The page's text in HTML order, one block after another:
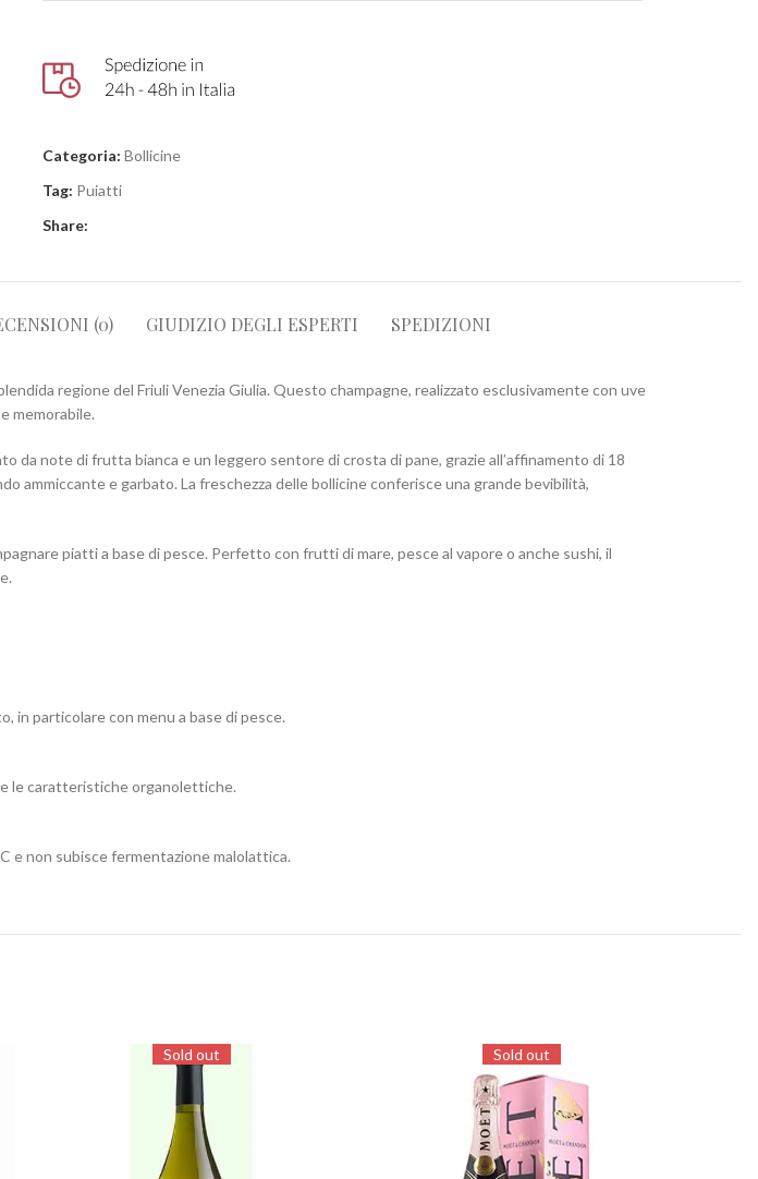
Categoria: Bollicine
Tag: Puiatti
Share:
(0) GIUDIZIO DEGLI ESPERTI SPEDIZIONI
regione del Friuli Venezia Giulia. Questo champagne, realizzato esclusivamente con uve
memorabile.
note di frutta bianca e un leggero sentore di crosta di pane, grazie all’affinamento di 18
ammiccante e garbato. La freschezza delle bollicine conferisce una grande bevibilità,
piatti a base di pesce. Perfetto con frutti di mare, pesce al vapore o anche sushi, il
in particolare con menu a base di pesce.
le caratteristiche organolettiche.
e non subisce fermentazione malolattica.
Sold out Sold out